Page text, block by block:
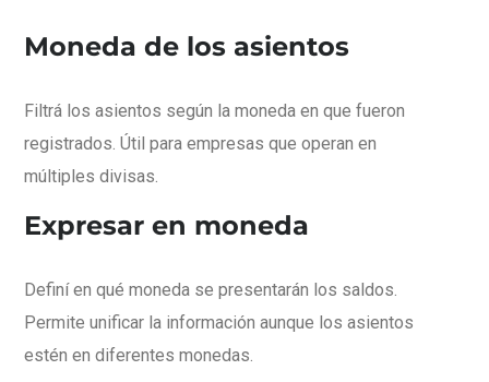
Moneda de los asientos
Filtrá los asientos según la moneda en que fueron
registrados. Útil para empresas que operan en
múltiples divisas.
Expresar en moneda
Definí en qué moneda se presentarán los saldos.
Permite unificar la información aunque los asientos
estén en diferentes monedas.